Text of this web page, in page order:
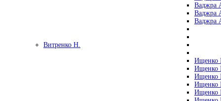
Ваджра
Ваджра
Ваджра
Витренко Н.
Ищенко
Ищенко
Ищенко
Ищенко
Ищенко